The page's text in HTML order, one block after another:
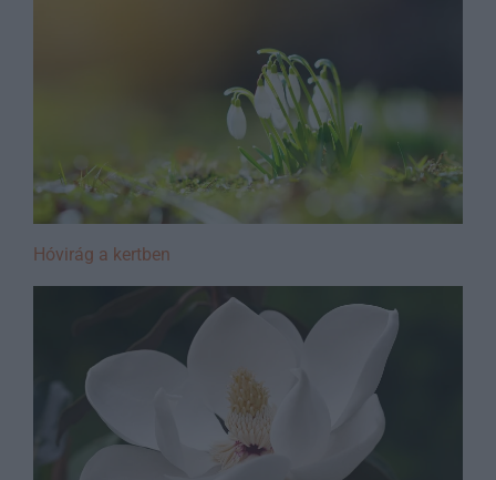
Hóvirág a kertben